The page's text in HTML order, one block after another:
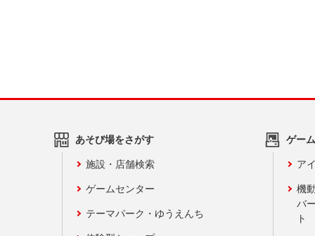
あそび場をさがす
施設・店舗検索
ゲームセンター
テーマパーク・ゆうえんち
ゲー
ア
機
バ
ト